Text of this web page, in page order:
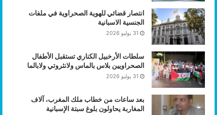
انتصار قضائي للهوية الصحراوية في ملفات
الجنسية الاسبانية
31 يوليو 2026
سلطات الأرخبيل الكناري تستقبل الأطفال
الصحراويين بلاس بالماس ولانثروتي ولابالما
31 يوليو 2026
بعد ساعات من خطاب ملك المغرب، آلاف
المغاربة يحاولون بلوغ سبتة الإسبانية